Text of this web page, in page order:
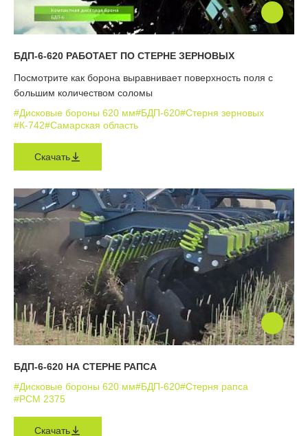
БДП-6-620 РАБОТАЕТ ПО СТЕРНЕ ЗЕРНОВЫХ
Посмотрите как борона выравнивает поверхность поля с
большим количеством соломы
#Дисковые бороны 620 мм#БДП-620#Стерня зерновых
#К-742#Самарская область
Скачать
БДП-6-620 НА СТЕРНЕ РАПСА
#Дисковые бороны 620 мм#БДП-620#Стерня рапса
#РСМ 2375
Скачать